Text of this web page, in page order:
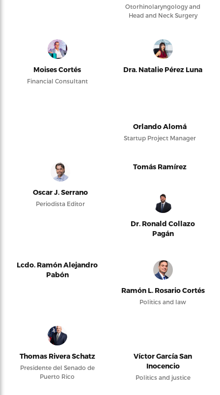
Otorhinolaryngology and
Head and Neck Surgery
Moises Cortés
Financial Consultant
Dra. Natalie Pérez Luna
Orlando Alomá
Startup Project Manager
Oscar J. Serrano
Periodista Editor
Tomás Ramírez
Dr. Ronald Collazo
Pagán
Lcdo. Ramón Alejandro
Pabón
Ramón L. Rosario Cortés
Politics and law
Thomas Rivera Schatz
Presidente del Senado de
Puerto Rico
Víctor García San
Inocencio
Politics and justice